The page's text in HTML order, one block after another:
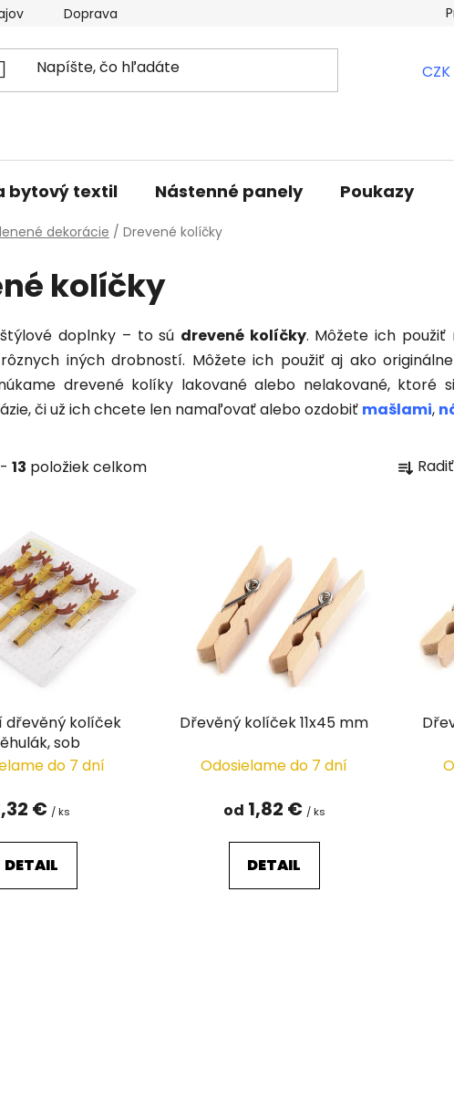
Doprava a platba
CZK
bytový textil Nástenné panely Poukazy
dekorácie / Drevené kolíčky
kolíčky
doplnky – to sú drevené kolíčky. Môžete ich
iných drobností. Môžete ich použiť aj ako originálne
drevené kolíky lakované alebo nelakované, ktoré
či už ich chcete len namaľovať alebo ozdobiť mašlami,
- 13 položiek celkom a
dřevěný kolíček
sob
do 7 dní
€ / ks
DETAIL
Dřevěný kolíček 11x45 mm
Odosielame do 7 dní
od 1,82 € / ks
DETAIL